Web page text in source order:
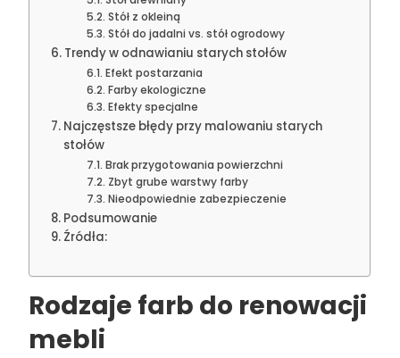
Stół z okleiną
Stół do jadalni vs. stół ogrodowy
Trendy w odnawianiu starych stołów
Efekt postarzania
Farby ekologiczne
Efekty specjalne
Najczęstsze błędy przy malowaniu starych
stołów
Brak przygotowania powierzchni
Zbyt grube warstwy farby
Nieodpowiednie zabezpieczenie
Podsumowanie
Źródła:
Rodzaje farb do renowacji
mebli